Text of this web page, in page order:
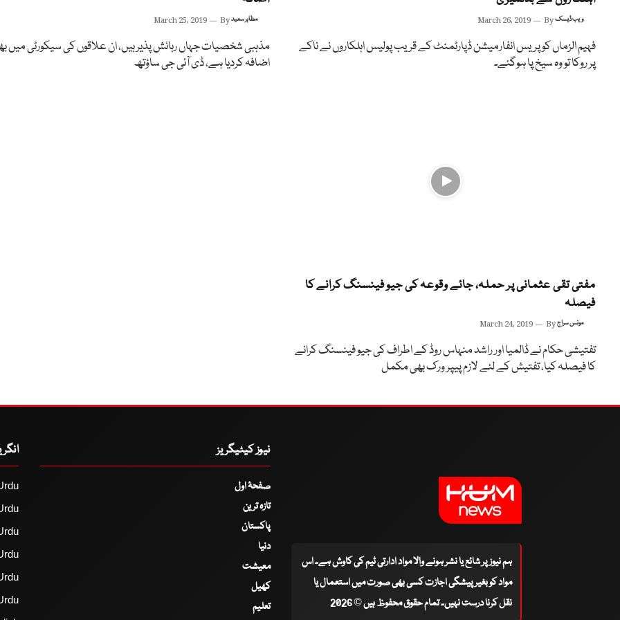
March 26, 2019 Byویب ڈیسک
فہیم الزماں کو پریس انفارمیشن ڈپارٹمنٹ کے قریب پولیس اہلکاروں نے ناکے
پر روکا تو وہ سیخ پا ہوگئے۔
March 25, 2019 Byمظاہر سعید
مذہبی شخصیات جہاں رہائش پذیر ہیں، ان علاقوں کی سیکورٹی میں
اضافہ کردیا ہے، ڈی آئی جی ساؤتھ
مفتی تقی عثمانی پر حملہ، جائے وقوعہ کی جیو فینسنگ کرانے کا
فیصلہ
March 24, 2019 Byمونس سراج
تفتیشی حکام نے ڈالمیا اور راشد منہاس روڈ کے اطراف کی جیو فینسنگ کرانے
کا فیصلہ کیا، تفتیش کے لئے لازم پیپر ورک بھی مکمل
ہم نیوز پر شائع یا نشر ہونے والا مواد ادارتی ٹیم کی کاوش ہے۔ اس
مواد کو بغیر پیشگی اجازت کسی بھی صورت میں استعمال یا
نقل کرنا درست نہیں۔ تمام حقوق محفوظ ہیں © 2026
نیوز کیٹیگریز
صفحۂ اول
تازہ ترین
پاکستان
دنیا
معیشت
کھیل
تعلیم